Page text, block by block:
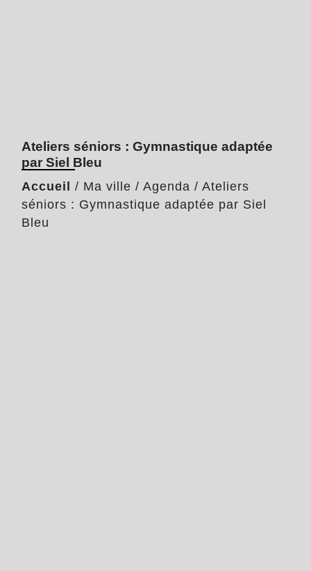
Ateliers séniors : Gymnastique adaptée
par Siel Bleu
Accueil / Ma ville / Agenda / Ateliers
séniors : Gymnastique adaptée par Siel
Bleu